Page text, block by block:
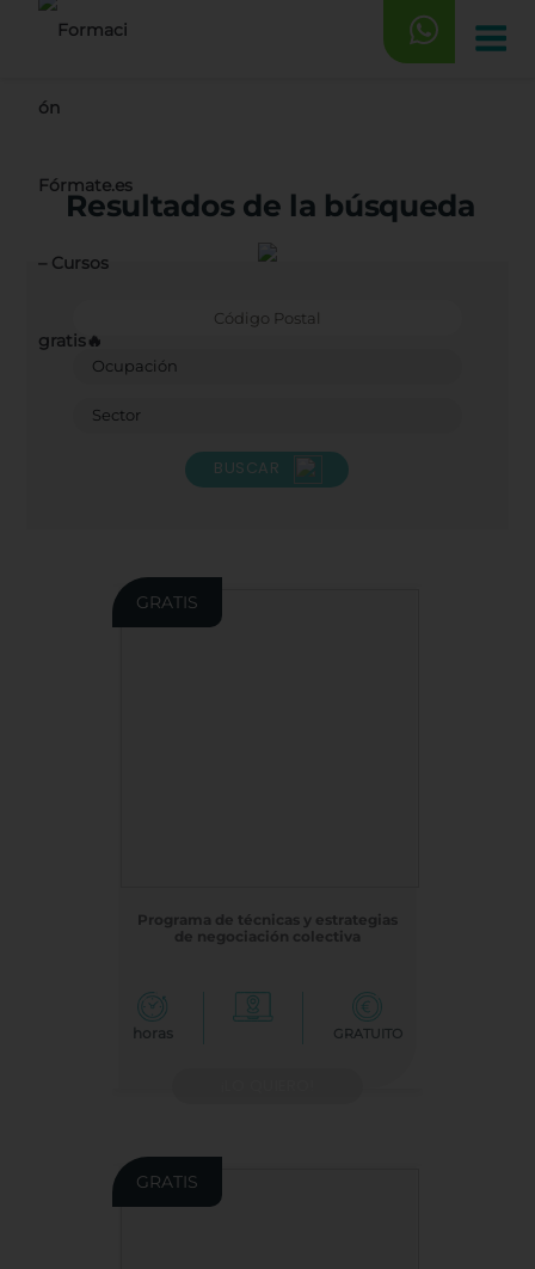
Saltar
Resultados de la búsqueda
BUSCAR
GRATIS
Programa de técnicas y estrategias
de negociación colectiva
horas GRATUITO
GRATIS